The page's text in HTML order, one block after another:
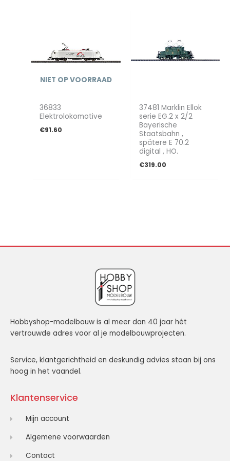
NIET OP VOORRAAD
36833
Elektrolokomotive
€91.60
37481 Marklin Ellok
serie EG.2 x 2/2
Bayerische
Staatsbahn ,
spätere E 70.2
digital , HO.
€319.00
Hobbyshop-modelbouw is al meer dan 40 jaar hét
vertrouwde adres voor al je modelbouwprojecten.
Service, klantgerichtheid en deskundig advies staan bij ons
hoog in het vaandel.
Klantenservice
Mijn account
Algemene voorwaarden
Contact